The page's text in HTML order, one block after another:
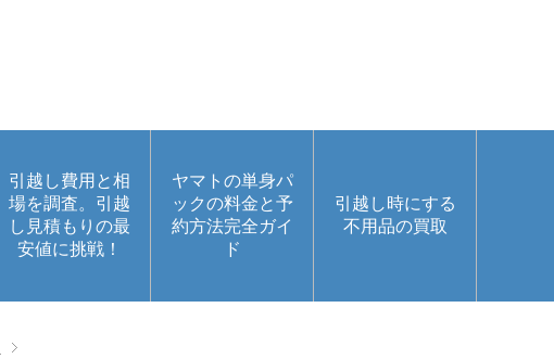
引越し費用と相
場を調査。引越
し見積もりの最
安値に挑戦！
ヤマトの単身パ
ックの料金と予
約方法完全ガイ
ド
引越し時にする
不用品の買取